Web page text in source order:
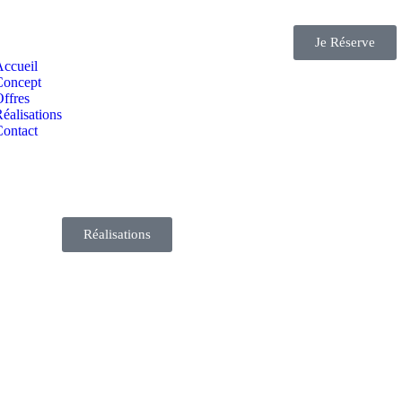
Je Réserve
Réalisations